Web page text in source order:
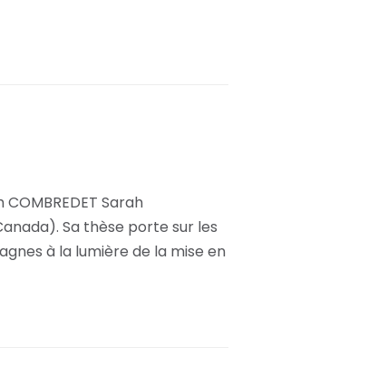
Sarah
Sa thèse porte sur les
à la lumière de la mise en